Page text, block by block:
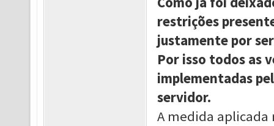
restrições
justamente por
Por isso todos as
implementadas
servidor.
A medida